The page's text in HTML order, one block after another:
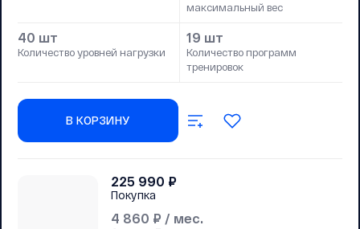
максимальный вес
40 шт
Количество уровней нагрузки
19 шт
Количество программ
тренировок
В КОРЗИНУ
4 860 ₽ / мес.
225 990 ₽
Покупка